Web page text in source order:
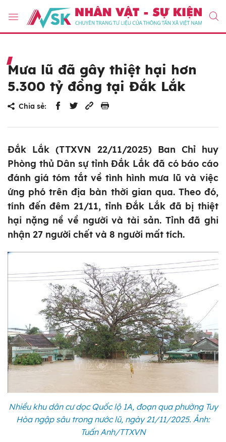
Mưa lũ đã gây thiệt hại hơn
5.300 tỷ đồng tại Đắk Lắk
Chia sẻ:
Đắk Lắk (TTXVN 22/11/2025) Ban Chỉ huy
Phòng thủ Dân sự tỉnh Đắk Lắk đã có báo cáo
đánh giá tóm tắt về tình hình mưa lũ và việc
ứng phó trên địa bàn thời gian qua. Theo đó,
tính đến đêm 21/11, tỉnh Đắk Lắk đã bị thiệt
hại nặng nề về người và tài sản. Tỉnh đã ghi
nhận 27 người chết và 8 người mất tích.
Nhiều khu dân cư dọc Quốc lộ 1A, đoạn qua phường Tuy
Hòa ngập sâu trong nước lũ, ngày 21/11/2025. Ảnh:
Tuấn Anh/TTXVN